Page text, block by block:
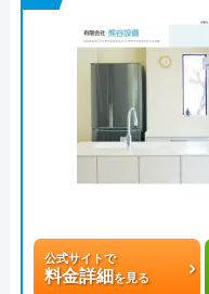
公式サイトで
料金詳細を見る